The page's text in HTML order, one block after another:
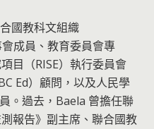
國教科文組織
會成員、教育委員會專
目（RISE）執行委員會
Ed）顧問，以及人民學
。過去，Baela 曾擔任聯
報告》副主席、聯合國教